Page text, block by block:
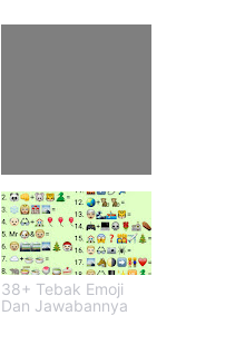
27+ Gombal Obat
38+ Tebak Emoji
Dan Jawabannya